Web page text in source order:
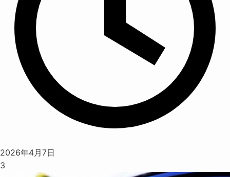
2026年4月7日
3